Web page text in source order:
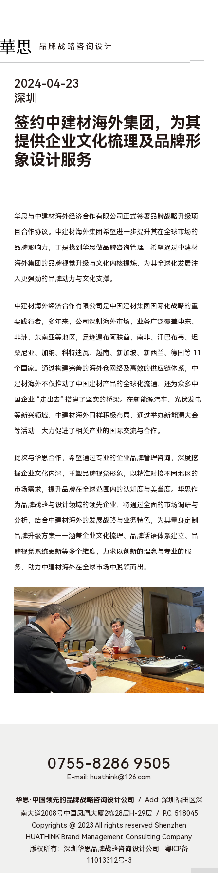
品牌战略咨询设计
华思动态
2024-04-23
深圳
签约中建材海外集团，为其
提供企业文化梳理及品牌形
象设计服务
华思与中建材海外经济合作有限公司正式签署品牌战略升级项
目合作协议。中建材海外集团希望进一步提升其在全球市场的
品牌影响力，于是找到华思做品牌咨询管理，希望通过中建材
海外集团的品牌视觉升级与文化内核提炼，为其全球化发展注
入更强劲的品牌动力与文化支撑。
中建材海外经济合作有限公司是中国建材集团国际化战略的重
要践行者，多年来，公司深耕海外市场，业务广泛覆盖中东、
非洲、东南亚等地区，足迹遍布阿联酋、南非、津巴布韦、坦
桑尼亚、加纳、科特迪瓦、越南、新加坡、新西兰、德国等 11
个国家。通过构建完善的海外仓网络及高效的供应链体系，中
建材海外不仅推动了中国建材产品的全球化流通，还为众多中
国企业 “走出去” 搭建了坚实的桥梁。在新能源汽车、光伏发电
等新兴领域，中建材海外同样积极布局，通过举办新能源大会
等活动，大力促进了相关产业的国际交流与合作。​
此次与华思合作，希望通过专业的企业品牌管理咨询，深度挖
掘企业文化内涵，重塑品牌视觉形象，以精准对接不同地区的
市场需求，提升品牌在全球范围内的认知度与美誉度。华思作
为品牌战略与设计领域的领先企业，将通过全面的市场调研与
分析，结合中建材海外的发展战略与业务特色，为其量身定制
品牌升级方案——涵盖企业文化梳理、品牌话语体系建立、品
牌视觉系统更新等多个维度，力求以创新的理念与专业的服
务，助力中建材海外在全球市场中脱颖而出。
0755-8286 9505
E-mail: huathink@126.com
华思·中国领先的品牌战略咨询设计公司
Add: 深圳福田区深
南大道2008号中国凤凰大厦2栋28层H-29层
P.C: 518045
Copyrights @ 2023 All rights reserved Shenzhen
HUATHINK Brand Management Consulting Company.
版权所有：深圳华思品牌战略咨询设计公司 粤ICP备
11013312号-3